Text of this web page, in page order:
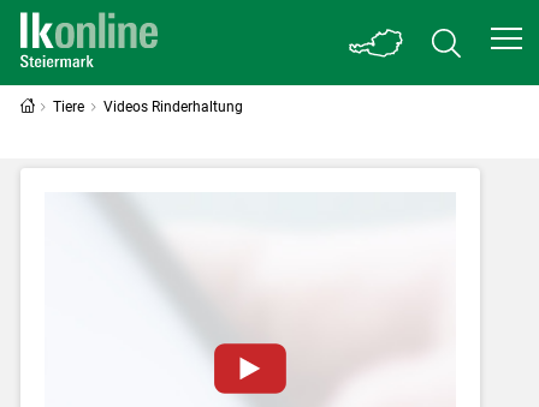
Tiere Videos Rinderhaltung